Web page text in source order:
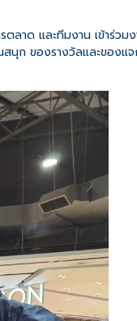
ด และทีมงาน เข้าร่วม
ก ของรางวัลและของแ